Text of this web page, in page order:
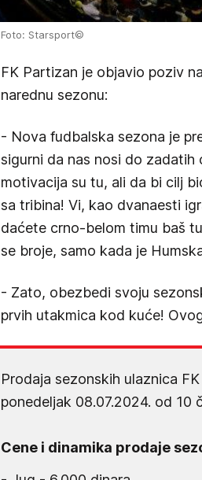
Foto: Starsport©
FK Partizan je objavio poziv
narednu sezonu:
- Nova fudbalska sezona je
sigurni da nas nosi do zadatih
motivacija su tu, ali da bi cilj
sa tribina! Vi, kao dvanaesti
daćete crno-belom timu baš
se broje, samo kada je
- Zato, obezbedi svoju
prvih utakmica kod kuće!
Prodaja sezonskih ulaznica
ponedeljak 08.07.2024. od 10
Cene i dinamika prodaje